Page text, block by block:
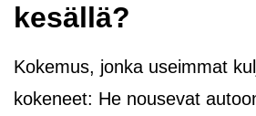
kesällä?
Kokemus, jonka useimmat
kokeneet: He nousevat